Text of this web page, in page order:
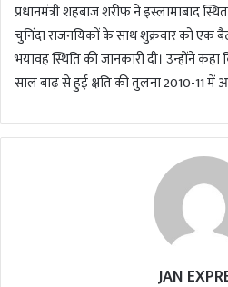
प्रधानमंत्री शहबाज शरीफ ने इस्लामाबाद
चुनिंदा राजनयिकों के साथ शुक्रवार को एक
भयावह स्थिति की जानकारी दी। उन्होंने
साल बाढ़ से हुई क्षति की तुलना 2010-11 में
JAN